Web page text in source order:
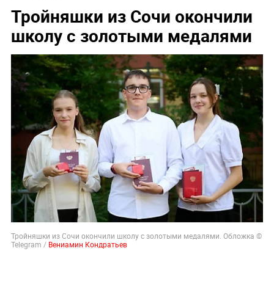
Тройняшки из Сочи окончили
школу с золотыми медалями
Тройняшки из Сочи окончили школу с золотыми медалями. Обложка ©
Telegram / Вениамин Кондратьев